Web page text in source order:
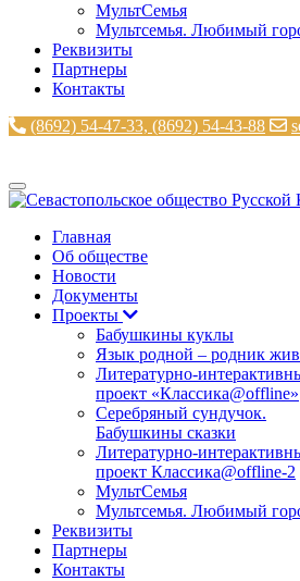
МультСемья
Мультсемья. Любимый
Реквизиты
Партнеры
Контакты
(8692) 54-47-33, (8692) 54-43-88
Главная
Об обществе
Новости
Документы
Проекты
Бабушкины куклы
Язык родной – родник
Литературно-
проект «Классика@offline»
Серебряный сундучок.
Бабушкины сказки
Литературно-
проект Классика@offline-2
МультСемья
Мультсемья. Любимый
Реквизиты
Партнеры
Контакты